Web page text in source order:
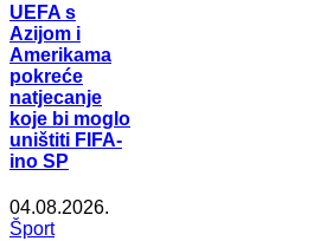
UEFA s
Azijom i
Amerikama
pokreće
natjecanje
koje bi moglo
uništiti FIFA-
ino SP
04.08.2026.
Šport